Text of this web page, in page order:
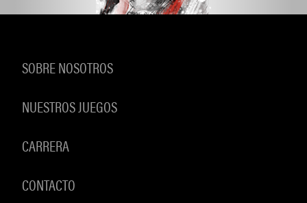
SOBRE NOSOTROS
NUESTROS JUEGOS
CARRERA
CONTACTO